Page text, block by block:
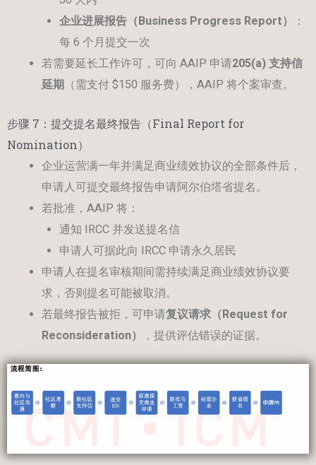
企业进展报告（ Business Progress Report）
：
每 6 个月提交一次
若需要延长工作许可，可向 AAIP 申请205(a)支持信
延期
（需支付 $150 服务费），AAIP 将个案审查。
步骤 7：提交提名最终报告（Final Report for
Nomination）
企业运营满一年并满足商业绩效协议的全部条件后，
申请人可提交最终报告申请阿尔伯塔省提名。
若批准，AAIP 将：
通知 IRCC 并发送提名信
申请人可据此向 IRCC 申请永久居民
申请人在提名审核期间需持续满足商业绩效协议要
求，否则提名可能被取消。
若最终报告被拒，可申请复议请求（Request for
Reconsideration） ，提供评估错误的证据。